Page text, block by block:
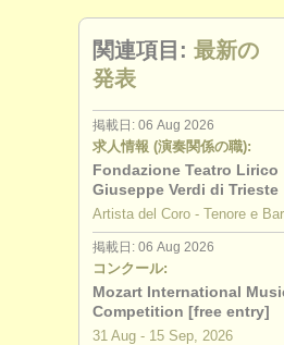
楽器の販売
ディレクトリー:
musicalchairs:
musicalchairsにつ
出版社:
掲載方法
関連項目: 最新の
発表
掲載日: 06 Aug 2026
求人情報 (演奏関係の職):
Fondazione Teatro Lirico
Giuseppe Verdi di Trieste
Artista del Coro - Tenore e
掲載日: 06 Aug 2026
コンクール:
Mozart International
Competition [free entry]
31 Aug - 15 Sep, 2026